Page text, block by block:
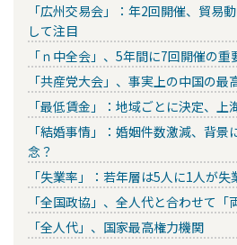
「広州交易会」：年2回開催、貿易
して注目
「ｎ中全会」、5年間に7回開催の重
「共産党大会」、事実上の中国の最
「最低賃金」：地域ごとに決定、
「結婚事情」：婚姻件数激減、背
念？
「失業率」：若年層は5人に1人が
「全国政協」、全人代と合わせて「
「全人代」、国家最高権力機関